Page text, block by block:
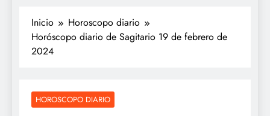
Inicio
Horoscopo diario
Horóscopo diario de Sagitario 19 de febrero de
2024
HOROSCOPO DIARIO